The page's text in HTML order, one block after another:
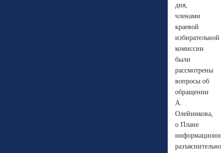
дня,
членами
краевой
избирательной
комиссии
были
рассмотрены
вопросы об
обращении
А.
Олейникова,
о Плане